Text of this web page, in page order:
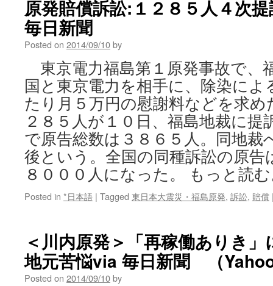
原発賠償訴訟:１２８５人４
毎日新聞
Posted on 2014/09/10by
東京電力福島第１原発事故で、
国と東京電力を相手に、除染によ
たり月５万円の慰謝料などを求
２８５人が１０日、福島地裁に提
で原告総数は３８６５人。同地裁
後という。全国の同種訴訟の原告
８０００人になった。 もっと読
Posted in *日本語 | Tagged 東日本大震災・福島原発, 訴訟, 賠償
＜川内原発＞「再稼働ありき
地元苦悩via 毎日新聞 （
Posted on 2014/09/10by